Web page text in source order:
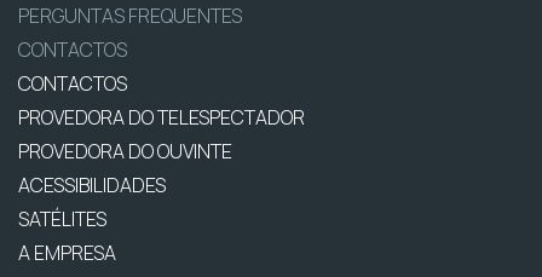
PERGUNTAS FREQUENTES
CONTACTOS
CONTACTOS
PROVEDORA DO TELESPECTADOR
PROVEDORA DO OUVINTE
ACESSIBILIDADES
SATÉLITES
A EMPRESA